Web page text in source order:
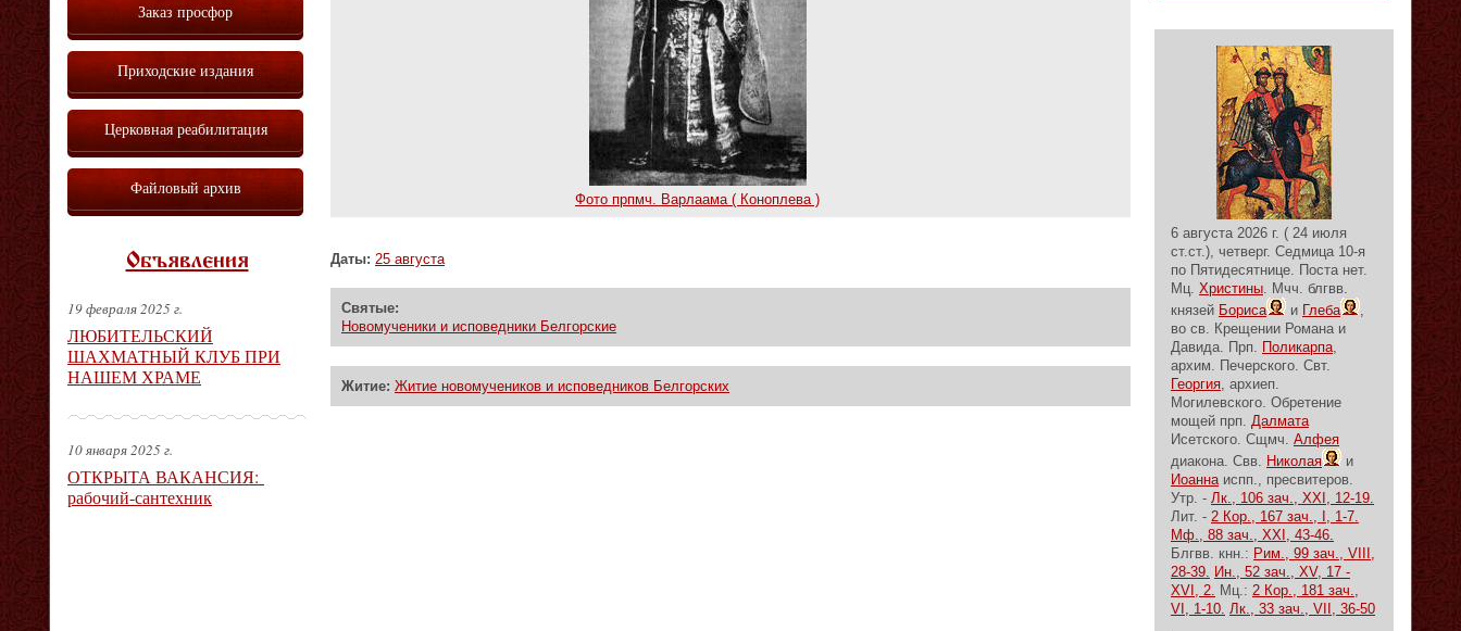
Фото прпмч. Варлаама ( Коноплева )
Даты: 25 августа
Святые:
Новомученики и исповедники Белгорские
Житие: Житие новомучеников и исповедников Белгорских
Заказ просфор
Приходские издания
Церковная реабилитация
Файловый архив
Объявления
19 февраля 2025 г.
ЛЮБИТЕЛЬСКИЙ
ШАХМАТНЫЙ КЛУБ ПРИ
НАШЕМ ХРАМЕ
10 января 2025 г.
ОТКРЫТА ВАКАНСИЯ:
рабочий-сантехник
6 августа 2026 г. ( 24 июля
ст.ст.), четверг. Седмица 10-я
по Пятидесятнице. Поста нет.
Мц. Христины. Мчч. блгвв.
князей Бориса и Глеба
,
во св. Крещении Романа и
Давида. Прп. Поликарпа,
архим. Печерского. Свт.
Георгия, архиеп.
Могилевского. Обретение
мощей прп. Далмата
Исетского. Сщмч. Алфея
диакона. Свв. Николая
и
Иоаннаиспп., пресвитеров.
Утр. - Лк., 106 зач., XXI, 12-19.
Лит. - 2 Кор., 167 зач., I, 1-7.
Мф., 88 зач., XXI, 43-46.
Блгвв. кнн.: Рим., 99 зач., VIII,
28-39. Ин., 52 зач., XV, 17 -
XVI, 2. Мц.: 2 Кор., 181 зач.,
VI, 1-10. Лк., 33 зач., VII, 36-50
.